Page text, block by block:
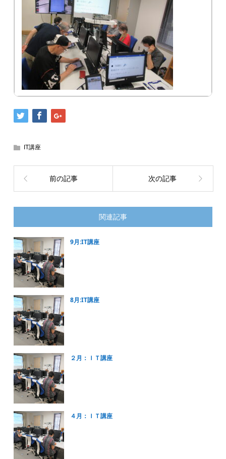
IT講座
前の記事 次の記事
関連記事
9月:IT講座
8月:IT講座
２月：ＩＴ講座
４月：ＩＴ講座